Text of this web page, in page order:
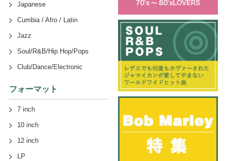
Japanese
Cumbia / Afro / Latin
Jazz
Soul/R&B/Hip Hop/Pops
Club/Dance/Electronic
フォーマット
7 inch
10 inch
12 inch
LP